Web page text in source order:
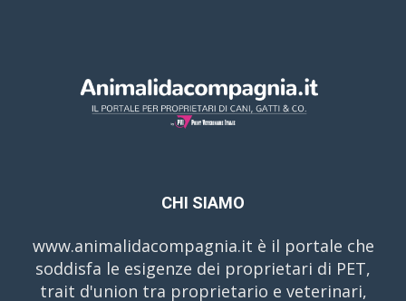
CHI SIAMO
www.animalidacompagnia.it è il portale che
soddisfa le esigenze dei proprietari di PET,
trait d'union tra proprietario e veterinari,